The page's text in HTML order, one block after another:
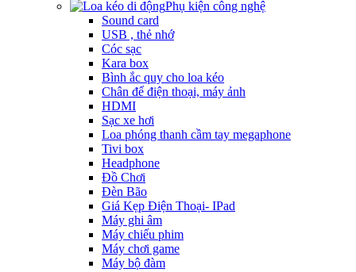
Phụ kiện công nghệ
Sound card
USB , thẻ nhớ
Cóc sạc
Kara box
Bình ắc quy cho loa kéo
Chân để điện thoại, máy ảnh
HDMI
Sạc xe hơi
Loa phóng thanh cầm tay megaphone
Tivi box
Headphone
Đồ Chơi
Đèn Bão
Giá Kẹp Điện Thoại- IPad
Máy ghi âm
Máy chiếu phim
Máy chơi game
Máy bộ đàm